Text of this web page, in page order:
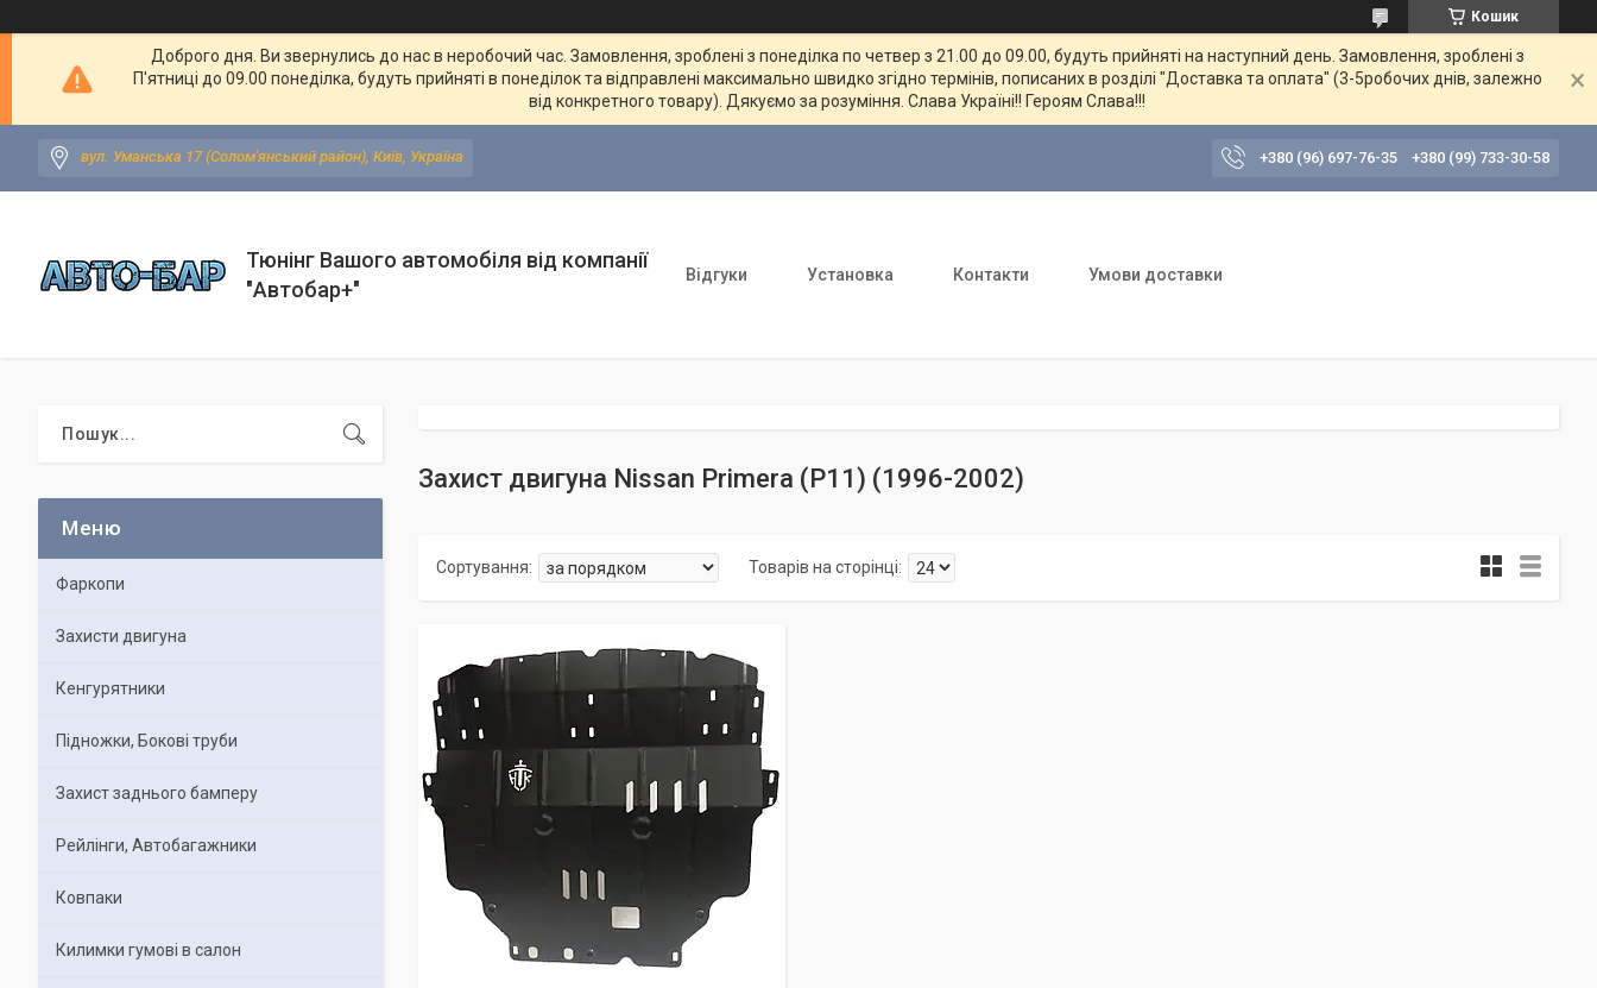
Кошик
Доброго дня. Ви звернулись до нас в неробочий час. Замовлення, зроблені з понеділка по четвер з 21.00 до 09.00, будуть прийняті на наступний день. Замовлення, зроблені з
П'ятниці до 09.00 понеділка, будуть прийняті в понеділок та відправлені максимально швидко згідно термінів, пописаних в розділі "Доставка та оплата" (3-5робочих днів, залежно
від конкретного товару). Дякуємо за розуміння. Слава Україні!! Героям Слава!!!
вул. Уманська 17 (Солом'янський район), Київ, Україна +380 (96) 697-76-35 +380 (99) 733-30-58
Тюнінг Вашого автомобіля від компанії
"Автобар+"
Відгуки Установка Контакти Умови доставки
Захист двигуна Nissan Primera (P11) (1996-2002)
Фаркопи
Захисти двигуна
Кенгурятники
Підножки, Бокові труби
Захист заднього бамперу
Рейлінги, Автобагажники
Ковпаки
Килимки гумові в салон